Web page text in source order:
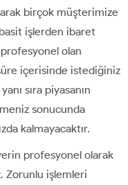
birçok müşterimize
işlerden ibaret
profesyonel olan
içerisinde istediğiniz
sıra piyasanın
sonucunda
kalmayacaktır.
profesyonel olarak
Zorunlu işlemleri